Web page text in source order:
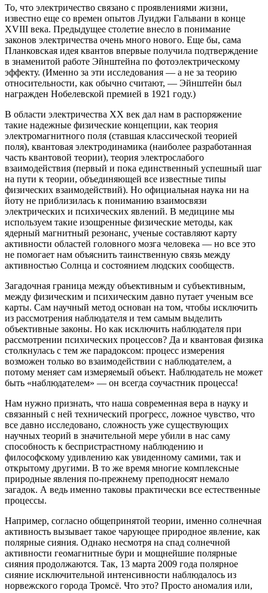
То, что электричество связано с проявлениями жизни,
известно еще со времен опытов Луиджи Гальвани в конце
XVIII века. Предыдущее столетие внесло в понимание
законов электричества очень много нового. Еще бы, сама
Планковская идея квантов впервые получила подтверждение
в знаменитой работе Эйнштейна по фотоэлектрическому
эффекту. (Именно за эти исследования — а не за теорию
относительности, как обычно считают, — Эйнштейн был
награжден Нобелевской премией в 1921 году.)
В области электричества XX век дал нам в распоряжение
такие надежные физические концепции, как теория
электромагнитного поля (ставшая классической теорией
поля), квантовая электродинамика (наиболее разработанная
часть квантовой теории), теория электрослабого
взаимодействия (первый и пока единственный успешный шаг
на пути к теории, объединяющей все известные типы
физических взаимодействий). Но официальная наука ни на
йоту не приблизилась к пониманию взаимосвязи
электрических и психических явлений. В медицине мы
используем такие изощренные физические методы, как
ядерный магнитный резонанс, ученые составляют карту
активности областей головного мозга человека — но все это
не помогает нам объяснить таинственную связь между
активностью Солнца и состоянием людских сообществ.
Загадочная граница между объективным и субъективным,
между физическим и психическим давно путает ученым все
карты. Сам научный метод основан на том, чтобы исключить
из рассмотрения наблюдателя и тем самым выделить
объективные законы. Но как исключить наблюдателя при
рассмотрении психических процессов? Да и квантовая физика
столкнулась с тем же парадоксом: процесс измерения
возможен только во взаимодействии с наблюдателем, а
потому меняет сам измеряемый объект. Наблюдатель не может
быть «наблюдателем» — он всегда соучастник процесса!
Нам нужно признать, что наша современная вера в науку и
связанный с ней технический прогресс, ложное чувство, что
все давно исследовано, сложность уже существующих
научных теорий в значительной мере убили в нас саму
способность к беспристрастному наблюдению и
философскому удивлению как увиденному самими, так и
открытому другими. В то же время многие комплексные
природные явления по-прежнему преподносят немало
загадок. А ведь именно таковы практически все естественные
процессы.
Например, согласно общепринятой теории, именно солнечная
активность вызывает такое чарующее природное явление, как
полярные сияния. Однако несмотря на спад солнечной
активности геомагнитные бури и мощнейшие полярные
сияния продолжаются. Так, 13 марта 2009 года полярное
сияние исключительной интенсивности наблюдалось из
норвежского города Тромсё. Что это? Просто аномалия или,